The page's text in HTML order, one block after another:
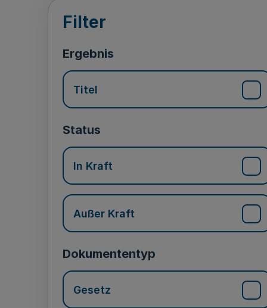
Suchergebnisse
Filter
Ergebnis
Titel
Status
In Kraft
Außer Kraft
Dokumententyp
Gesetz